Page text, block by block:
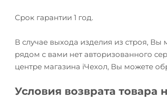
Срок гарантии 1 год.
В случае выхода изделия из строя,
рядом с вами нет авторизованного
центре магазина iЧехол, Вы можете
Условия возврата товара